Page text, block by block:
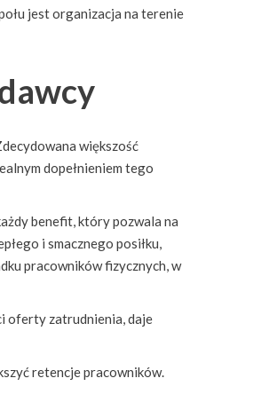
jest organizacja na terenie
większość
dopełnieniem tego
benefit, który pozwala na
i smacznego posiłku,
pracowników fizycznych, w
oferty zatrudnienia, daje
retencje pracowników.